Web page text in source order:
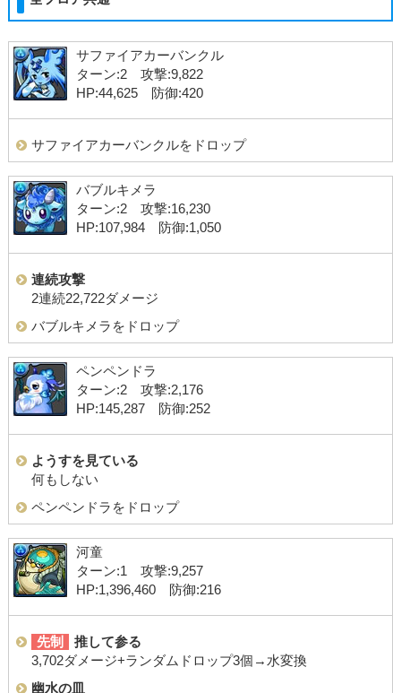
サファイアカーバンクル
ターン:2 攻撃:9,822
HP:44,625 防御:420
サファイアカーバンクルをドロップ
バブルキメラ
ターン:2 攻撃:16,230
HP:107,984 防御:1,050
連続攻撃
2連続22,722ダメージ
バブルキメラをドロップ
ペンペンドラ
ターン:2 攻撃:2,176
HP:145,287 防御:252
ようすを見ている
何もしない
ペンペンドラをドロップ
河童
ターン:1 攻撃:9,257
HP:1,396,460 防御:216
先制
推して参る
3,702ダメージ+ランダムドロップ3個→水変換
幽水の皿